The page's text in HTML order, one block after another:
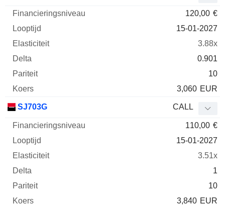
120,00 €
15-01-2027
3.88x
0.901
10
3,060 EUR
SJ703G CALL
110,00 €
15-01-2027
3.51x
1
10
3,840 EUR